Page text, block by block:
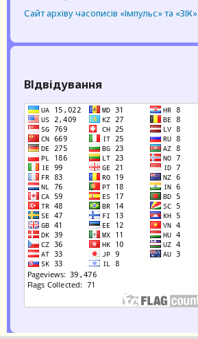
Сайт архіву часописів «Імпульс» та «ЗІК»
ВІдвідування